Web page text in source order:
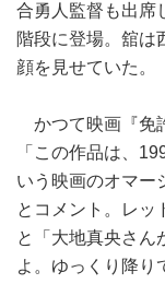
合勇人監督も出席
階段に登場。舘は
顔を見せていた。
かつて映画『免
「この作品は、
いう映画のオマー
とコメント。レッ
と「大地真央さん
よ。ゆっくり降り